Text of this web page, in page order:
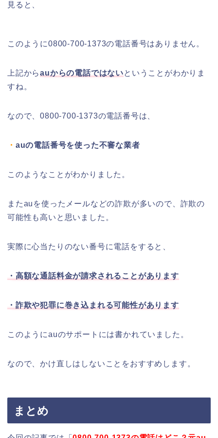
見ると、
このように0800-700-1373の電話番号はありません。
上記からauからの電話ではないということがわかりま
すね。
なので、0800-700-1373の電話番号は、
・ auの電話番号を使った不審な業者
このようなことがわかりました。
またauを使ったメールなどの詐欺が多いので、詐欺の
可能性も高いと思いました。
実際に心当たりのない番号に電話をすると、
・高額な通話料金が請求されることがあります
・詐欺や犯罪に巻き込まれる可能性があります
このようにauのサポートには書かれていました。
なので、かけ直しはしないことをおすすめします。
まとめ